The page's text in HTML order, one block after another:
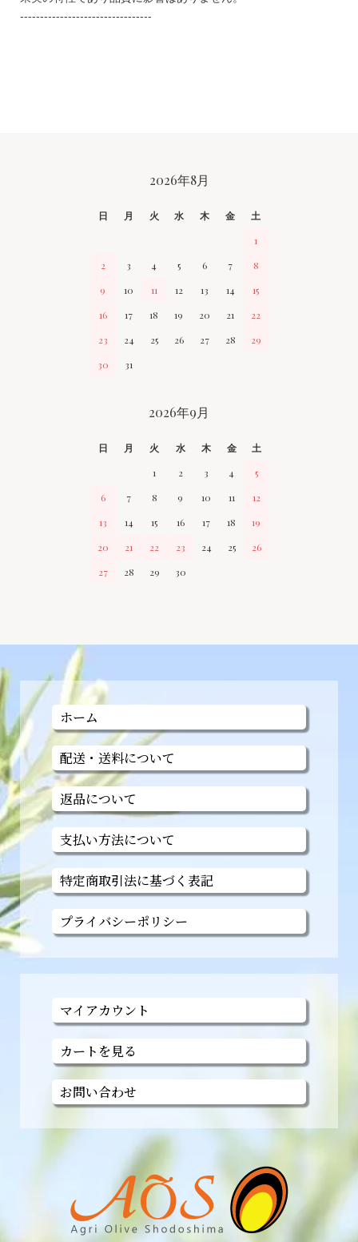
---------------------------------
2026年8月
日 月 火 水 木 金
土
1
2
3 4 5 6 7
8
9
10 11 12 13 14
15
16
17 18 19 20 21
22
23
24 25 26 27 28
29
30
31
2026年9月
日 月 火 水 木 金
土
1
2 3 4
5
6
7 8 9 10 11
12
13
14 15 16 17 18
19
20
21 22 23 24 25
26
27
28 29 30
ホーム
配送・送料について
返品について
支払い方法について
特定商取引法に基づく表記
プライバシーポリシー
マイアカウント
カートを見る
お問い合わせ